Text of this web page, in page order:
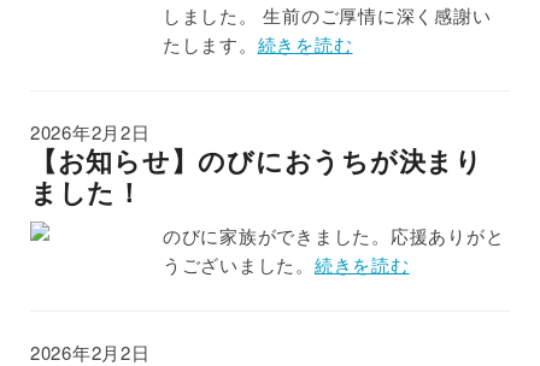
しました。 生前のご厚情に深く感謝い
たします。 続きを読む
2026年2月2日
【お知らせ】のびにおうちが決まり
ました！
のびに家族ができました。応援ありがと
うございました。 続きを読む
2026年2月2日